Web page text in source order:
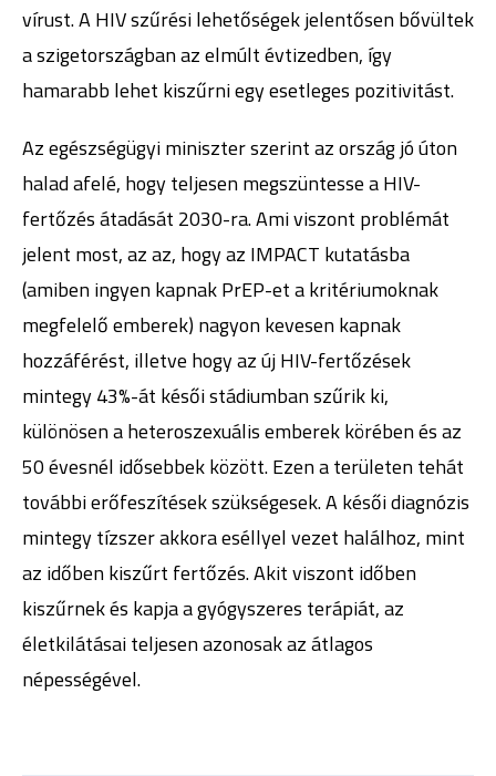
vírust. A HIV szűrési lehetőségek jelentősen bővültek
a szigetországban az elmúlt évtizedben, így
hamarabb lehet kiszűrni egy esetleges pozitivitást.
Az egészségügyi miniszter szerint az ország jó úton
halad afelé, hogy teljesen megszüntesse a HIV-
fertőzés átadását 2030-ra. Ami viszont problémát
jelent most, az az, hogy az IMPACT kutatásba
(amiben ingyen kapnak PrEP-et a kritériumoknak
megfelelő emberek) nagyon kevesen kapnak
hozzáférést, illetve hogy az új HIV-fertőzések
mintegy 43%-át késői stádiumban szűrik ki,
különösen a heteroszexuális emberek körében és az
50 évesnél idősebbek között. Ezen a területen tehát
további erőfeszítések szükségesek. A késői diagnózis
mintegy tízszer akkora eséllyel vezet halálhoz, mint
az időben kiszűrt fertőzés. Akit viszont időben
kiszűrnek és kapja a gyógyszeres terápiát, az
életkilátásai teljesen azonosak az átlagos
népességével.